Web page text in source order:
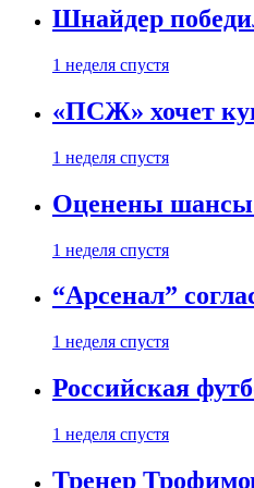
Шнайдер
1 неделя спустя
«ПСЖ» хочет
1 неделя спустя
Оценены шансы
1 неделя спустя
“Арсенал”
1 неделя спустя
Российская
1 неделя спустя
Тренер